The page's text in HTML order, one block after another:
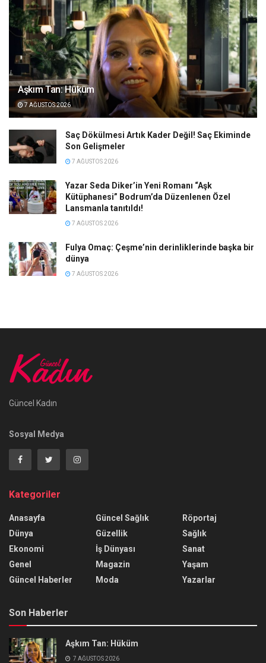
Aşkım Tan: Hüküm
7 AĞUSTOS 2026
Saç Dökülmesi Artık Kader Değil! Saç Ekiminde
Son Gelişmeler
7 AĞUSTOS 2026
Yazar Seda Diker’in Yeni Romanı “Aşk
Kütüphanesi” Bodrum’da Düzenlenen Özel
Lansmanla tanıtıldı!
7 AĞUSTOS 2026
Fulya Omaç: Çeşme’nin derinliklerinde başka bir
dünya
7 AĞUSTOS 2026
Güncel Kadın
Sosyal Medya
Kategoriler
Anasayfa
Dünya
Ekonomi
Genel
Güncel Haberler
Güncel Sağlık
Güzellik
İş Dünyası
Magazin
Moda
Röportaj
Sağlık
Sanat
Yaşam
Yazarlar
Son Haberler
Aşkım Tan: Hüküm
7 AĞUSTOS 2026